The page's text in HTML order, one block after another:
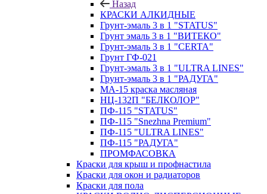
Назад
КРАСКИ АЛКИДНЫЕ
Грунт-эмаль 3 в 1 "STATUS"
Грунт эмаль 3 в 1 "ВИТЕКО"
Грунт-эмаль 3 в 1 "CERTA"
Грунт ГФ-021
Грунт-эмаль 3 в 1 "ULTRA LINES"
Грунт-эмаль 3 в 1 "РАДУГА"
МА-15 краска масляная
НЦ-132П "БЕЛКОЛОР"
ПФ-115 "STATUS"
ПФ-115 "Snezhna Premium"
ПФ-115 "ULTRA LINES"
ПФ-115 "РАДУГА"
ПРОМФАСОВКА
Краски для крыш и профнастила
Краски для окон и радиаторов
Краски для пола